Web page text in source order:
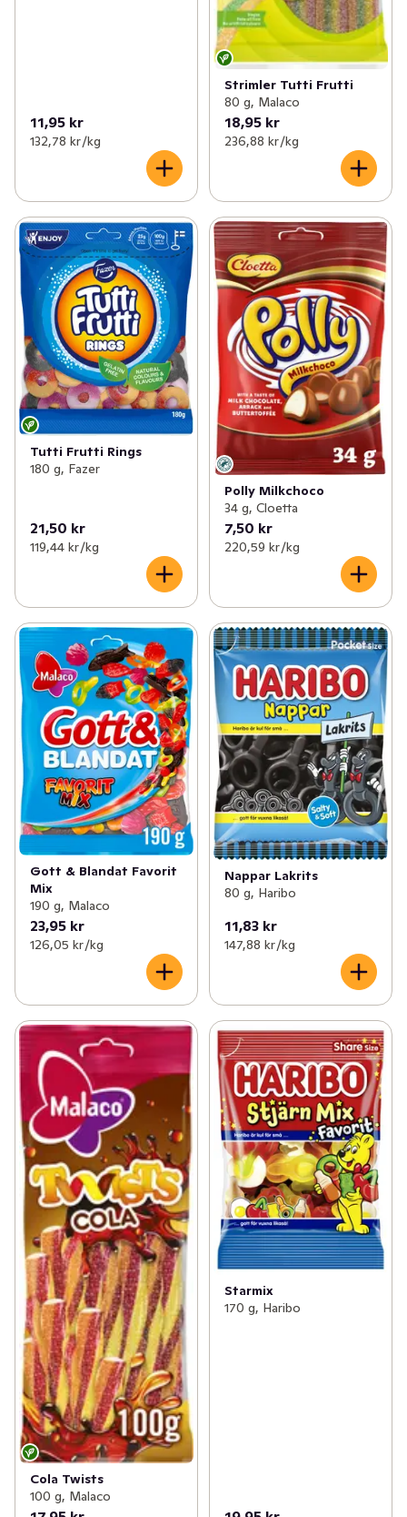
11,95 kr
132,78 kr /kg
Strimler Tutti Frutti
80 g, Malaco
18,95 kr
236,88 kr /kg
Tutti Frutti Rings
180 g, Fazer
21,50 kr
119,44 kr /kg
Polly Milkchoco
34 g, Cloetta
7,50 kr
220,59 kr /kg
Gott & Blandat Favorit
Mix
190 g, Malaco
23,95 kr
126,05 kr /kg
Nappar Lakrits
80 g, Haribo
11,83 kr
147,88 kr /kg
Cola Twists
100 g, Malaco
Starmix
170 g, Haribo